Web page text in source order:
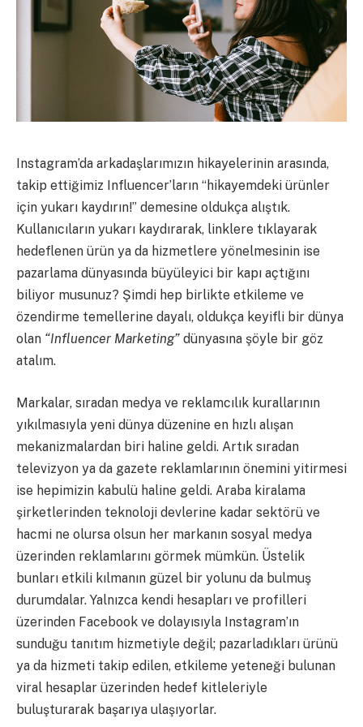
Instagram’da arkadaşlarımızın hikayelerinin arasında,
takip ettiğimiz Influencer’ların “hikayemdeki ürünler
için yukarı kaydırın!” demesine oldukça alıştık.
Kullanıcıların yukarı kaydırarak, linklere tıklayarak
hedeflenen ürün ya da hizmetlere yönelmesinin ise
pazarlama dünyasında büyüleyici bir kapı açtığını
biliyor musunuz? Şimdi hep birlikte etkileme ve
özendirme temellerine dayalı, oldukça keyifli bir dünya
olan “Influencer Marketing” dünyasına şöyle bir göz
atalım.
Markalar, sıradan medya ve reklamcılık kurallarının
yıkılmasıyla yeni dünya düzenine en hızlı alışan
mekanizmalardan biri haline geldi. Artık sıradan
televizyon ya da gazete reklamlarının önemini yitirmesi
ise hepimizin kabulü haline geldi. Araba kiralama
şirketlerinden teknoloji devlerine kadar sektörü ve
hacmi ne olursa olsun her markanın sosyal medya
üzerinden reklamlarını görmek mümkün. Üstelik
bunları etkili kılmanın güzel bir yolunu da bulmuş
durumdalar. Yalnızca kendi hesapları ve profilleri
üzerinden Facebook ve dolayısıyla Instagram’ın
sunduğu tanıtım hizmetiyle değil; pazarladıkları ürünü
ya da hizmeti takip edilen, etkileme yeteneği bulunan
viral hesaplar üzerinden hedef kitleleriyle
buluşturarak başarıya ulaşıyorlar.